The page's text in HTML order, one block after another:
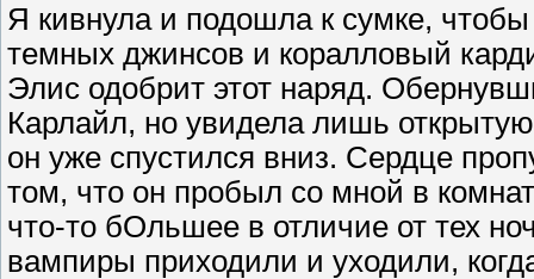
Я кивнула и подошла к сумке,
темных джинсов и коралловый
Элис одобрит этот наряд.
Карлайл, но увидела лишь
он уже спустился вниз. Сердце
том, что он пробыл со мной в
что-то бОльшее в отличие от тех
вампиры приходили и уходили,